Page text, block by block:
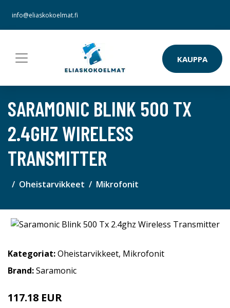
info@eliaskokoelmat.fi
KAUPPA
SARAMONIC BLINK 500 TX
2.4GHZ WIRELESS
TRANSMITTER
Oheistarvikkeet Mikrofonit
Kategoriat:Oheistarvikkeet, Mikrofonit
Brand:Saramonic
117.18 EUR